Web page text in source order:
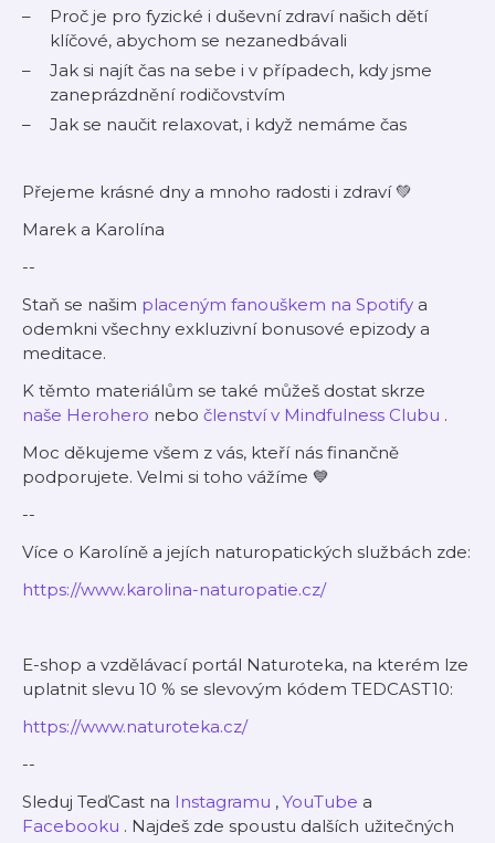
Proč je pro fyzické i duševní zdraví našich dětí
klíčové, abychom se nezanedbávali
Jak si najít čas na sebe i v případech, kdy jsme
zaneprázdnění rodičovstvím
Jak se naučit relaxovat, i když nemáme čas
Přejeme krásné dny a mnoho radosti i zdraví 💚
Marek a Karolína
--
Staň se našim ⁠⁠⁠⁠placeným fanouškem na Spotify⁠⁠⁠⁠ a
odemkni všechny exkluzivní bonusové epizody a
meditace.
K těmto materiálům se také můžeš dostat skrze
⁠⁠⁠⁠naše Herohero⁠⁠⁠⁠ nebo ⁠⁠⁠⁠členství v Mindfulness Clubu⁠⁠⁠⁠ .
Moc děkujeme všem z vás, kteří nás finančně
podporujete. Velmi si toho vážíme 💙
--
Více o Karolíně a jejích naturopatických službách zde:
https://www.karolina-naturopatie.cz/
E-shop a vzdělávací portál Naturoteka, na kterém lze
uplatnit slevu 10 % se slevovým kódem TEDCAST10:
https://www.naturoteka.cz/
--
Sleduj TeďCast na ⁠⁠⁠⁠⁠⁠Instagramu⁠⁠⁠⁠⁠⁠ , ⁠⁠⁠⁠⁠⁠YouTube⁠⁠⁠⁠⁠⁠ a
⁠⁠⁠⁠⁠⁠Facebooku⁠⁠⁠⁠⁠⁠ . Najdeš zde spoustu dalších užitečných